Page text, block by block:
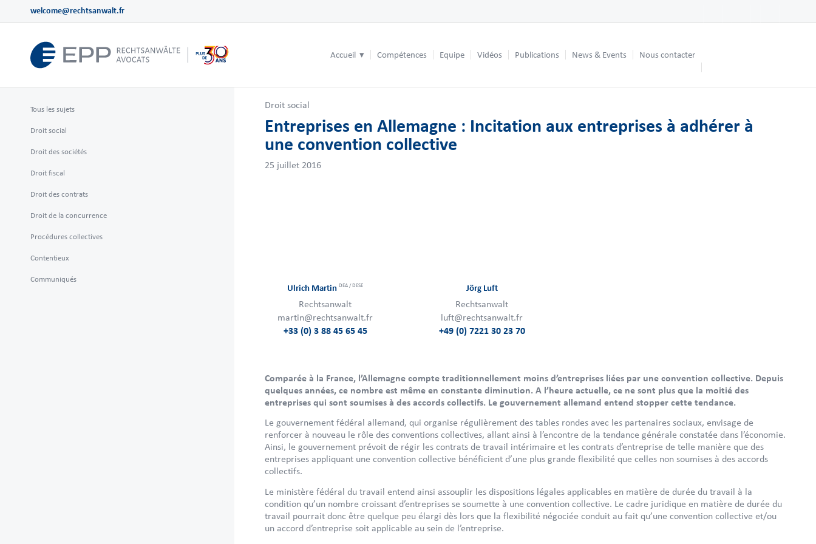
welcome@rechtsanwalt.fr
Accueil Compétences Equipe Vidéos Publications News & Events Nous contacter
Droit social
Entreprises en Allemagne : Incitation aux entreprises à adhérer à
une convention collective
Ulrich MartinDEA / DESE
Rechtsanwalt
martin@rechtsanwalt.fr
+33 (0) 3 88 45 65 45
Jörg Luft
Rechtsanwalt
luft@rechtsanwalt.fr
+49 (0) 7221 30 23 70
Comparée à la France, l’Allemagne compte traditionnellement moins d’entreprises liées par une convention collective. Depuis
quelques années, ce nombre est même en constante diminution. A l’heure actuelle, ce ne sont plus que la moitié des
entreprises qui sont soumises à des accords collectifs. Le gouvernement allemand entend stopper cette tendance.
Le gouvernement fédéral allemand, qui organise régulièrement des tables rondes avec les partenaires sociaux, envisage de
renforcer à nouveau le rôle des conventions collectives, allant ainsi à l’encontre de la tendance générale constatée dans l’économie.
Ainsi, le gouvernement prévoit de régir les contrats de travail intérimaire et les contrats d’entreprise de telle manière que des
entreprises appliquant une convention collective bénéficient d’une plus grande flexibilité que celles non soumises à des accords
collectifs.
Le ministère fédéral du travail entend ainsi assouplir les dispositions légales applicables en matière de durée du travail à la
condition qu’un nombre croissant d’entreprises se soumette à une convention collective. Le cadre juridique en matière de durée du
travail pourrait donc être quelque peu élargi dès lors que la flexibilité négociée conduit au fait qu’une convention collective et/ou
un accord d’entreprise soit applicable au sein de l’entreprise.
25 juillet 2016
Tous les sujets
Droit social
Droit des sociétés
Droit fiscal
Droit des contrats
Droit de la concurrence
Procédures collectives
Contentieux
Communiqués